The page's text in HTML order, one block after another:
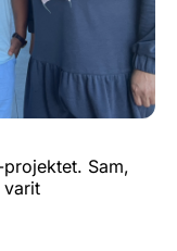
Sam,
varit